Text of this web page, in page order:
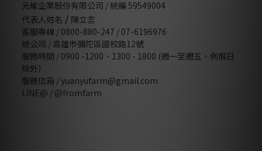
元榆企業股份有限公司 / 統編 59549004
代表人姓名 / 陳立言
客服專線 / 0800-880-247 / 07-6196976
總公司 / 高雄市彌陀區國校路12號
服務時間 / 0900 -1200、1300 - 1800 (週一至週五，例假日
除外）
服務信箱 / yuanyufarm@gmail.com
LINE@ / @fromfarm